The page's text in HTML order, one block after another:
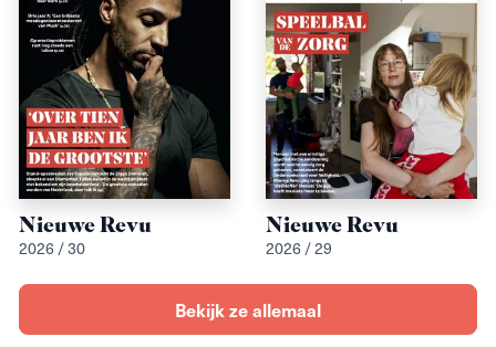
Nieuwe Revu
2026 / 30
Nieuwe Revu
2026 / 29
Bekijk ze allemaal